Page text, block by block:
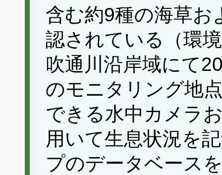
含む約9種の海草お
認されている（環
吹通川沿岸域にて
のモニタリング地
できる水中カメラ
用いて生息状況を
プのデータベース